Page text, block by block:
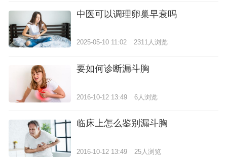
中医可以调理卵巢早衰吗
2025-05-10 11:02 2311人浏览
要如何诊断漏斗胸
2016-10-12 13:49 6人浏览
临床上怎么鉴别漏斗胸
2016-10-12 13:49 25人浏览